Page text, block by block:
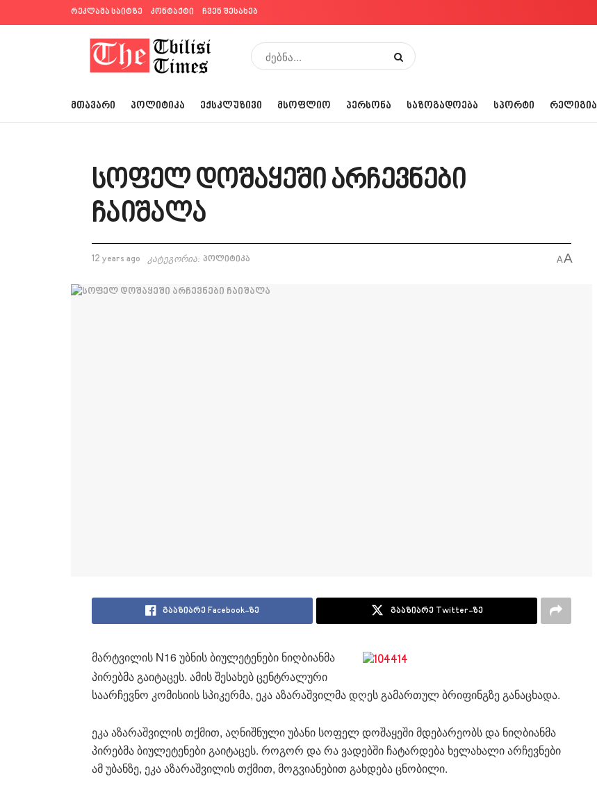
რეკლამა საიტზე კონტაქტი ჩვენ შესახებ
ᲛᲗᲐᲕᲐᲠᲘ ᲞᲝᲚᲘᲢᲘᲙᲐ ᲔᲥᲡᲙᲚᲣᲖᲘᲕᲘ ᲛᲡᲝᲤᲚᲘᲝ ᲞᲔᲠᲡᲝᲜᲐ ᲡᲐᲖᲝᲒᲐᲓᲝᲔᲑᲐ ᲡᲞᲝᲠᲢᲘ ᲠᲔᲚᲘᲒᲘᲐ
სოფელ დოშაყეში არჩევნები
ჩაიშალა
12 years ago კატეგორია: პოლიტიკა AA
გააზიარე Facebook-ზე გააზიარე Twitter-ზე
მარტვილის N16 უბნის ბიულეტენები ნიღბიანმა
პირებმა გაიტაცეს. ამის შესახებ ცენტრალური
საარჩევნო კომისიის სპიკერმა, ეკა აზარაშვილმა დღეს გამართულ ბრიფინგზე განაცხადა.
ეკა აზარაშვილის თქმით, აღნიშნული უბანი სოფელ დოშაყეში მდებარეობს და ნიღბიანმა
პირებმა ბიულეტენები გაიტაცეს. როგორ და რა ვადებში ჩატარდება ხელახალი არჩევნები
ამ უბანზე, ეკა აზარაშვილის თქმით, მოგვიანებით გახდება ცნობილი.